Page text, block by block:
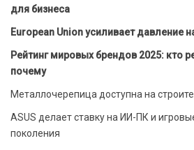
для бизнеса
European Union усиливает давление
Рейтинг мировых брендов 2025: кто
почему
Металлочерепица доступна на
ASUS делает ставку на ИИ-ПК и
поколения